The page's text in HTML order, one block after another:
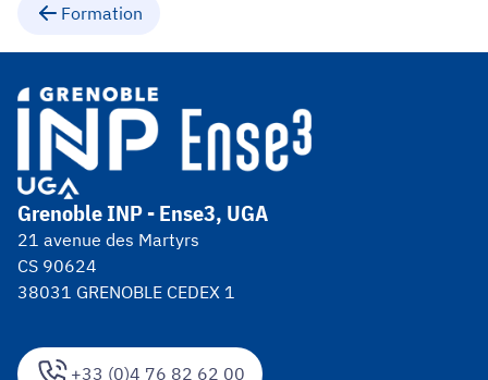
Formation
+33 (0)4 76 82 62 00
Grenoble INP - Ense3, UGA
21 avenue des Martyrs
CS 90624
38031 GRENOBLE CEDEX 1